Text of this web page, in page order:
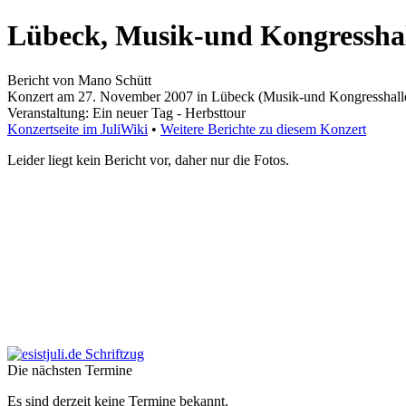
Lübeck, Musik-und
Bericht von Mano Schütt
Konzert am 27. November 2007 in Lübeck (Musik-und
Veranstaltung: Ein neuer Tag - Herbsttour
Konzertseite im JuliWiki • Weitere Berichte zu diesem Konzert
Leider liegt kein Bericht vor, daher nur die Fotos.
Die nächsten Termine
Es sind derzeit keine Termine bekannt.